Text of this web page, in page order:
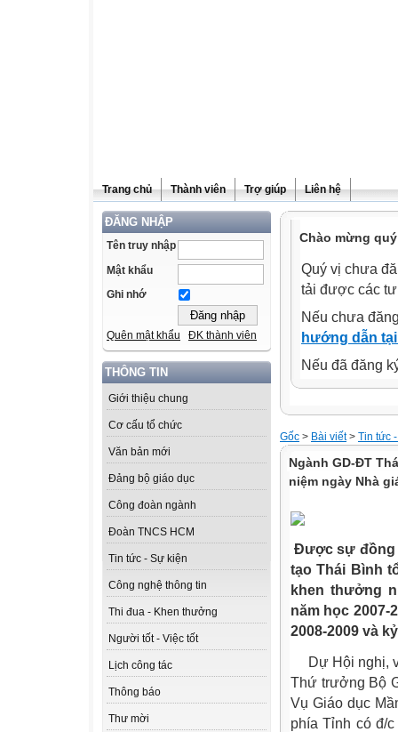
Trang chủ Thành viên Trợ giúp Liên hệ
ĐĂNG NHẬP
Tên truy nhập
Mật khẩu
Ghi nhớ
Quên mật khẩu ĐK thành viên
THÔNG TIN
Giới thiệu chung
Cơ cấu tổ chức
Văn bản mới
Đảng bộ giáo dục
Công đoàn ngành
Đoàn TNCS HCM
Tin tức - Sự kiện
Công nghệ thông tin
Thi đua - Khen thưởng
Người tốt - Việc tốt
Lịch công tác
Thông báo
Thư mời
Chào mừng
Quý vị chưa
tải được các
Nếu chưa
hướng dẫn
Nếu đã đăng
Gốc > Bài viết> Tin tức
Ngành GD-ĐT
niệm ngày Nhà
Được sự đồng
tạo Thái Bình
khen thưởng
năm học 2007-
2008-2009 và
Dự Hội nghị,
Thứ trưởng Bộ
Vụ Giáo dục
phía Tỉnh có đ/